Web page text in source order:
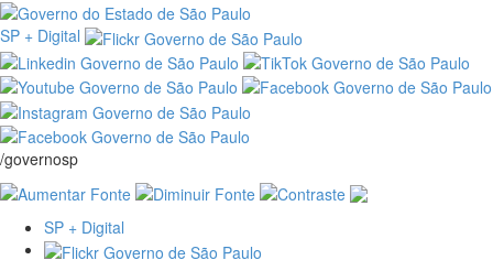
SP + Digital
/governosp
SP + Digital